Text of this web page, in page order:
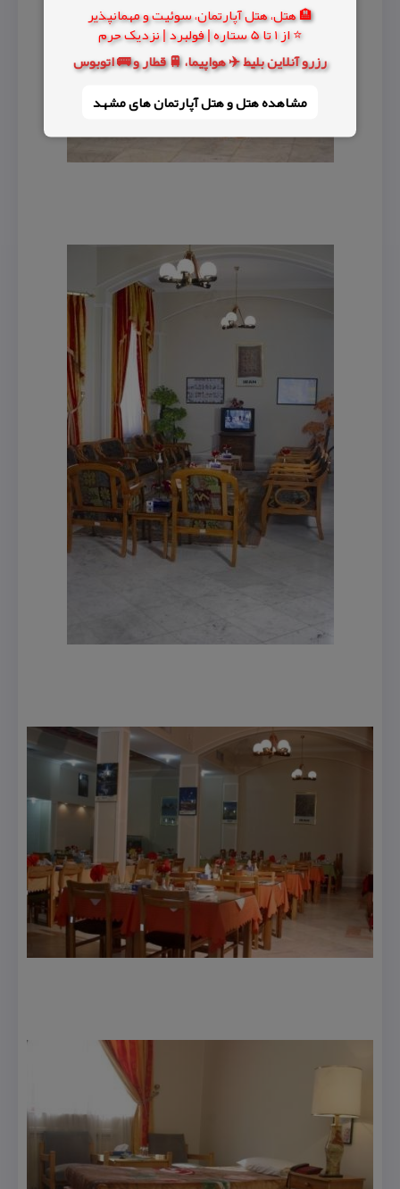
🏨 هتل، هتل آپارتمان، سوئیت و مهمانپذیر
⭐ از 1 تا 5 ستاره | فولبرد | نزدیک حرم
رزرو آنلاین بلیط ✈️ هواپیما، 🚆 قطار و 🚌 اتوبوس
مشاهده هتل و هتل‌ آپارتمان های مشهد